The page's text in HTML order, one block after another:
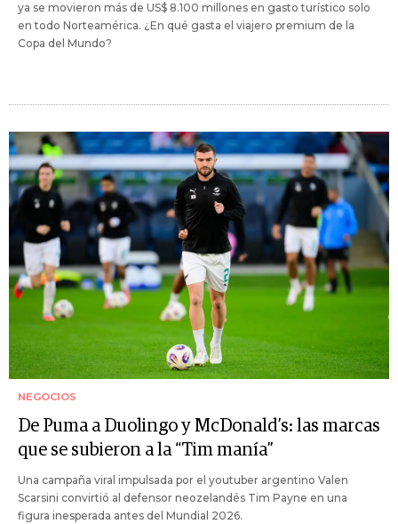
ya se movieron más de US$ 8.100 millones en gasto turístico solo
en todo Norteamérica. ¿En qué gasta el viajero premium de la
Copa del Mundo?
NEGOCIOS
De Puma a Duolingo y McDonald’s: las marcas
que se subieron a la “Tim manía”
Una campaña viral impulsada por el youtuber argentino Valen
Scarsini convirtió al defensor neozelandés Tim Payne en una
figura inesperada antes del Mundial 2026.